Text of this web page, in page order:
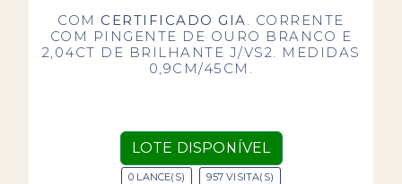
COM CERTIFICADO GIA. CORRENTE
COM PINGENTE DE OURO BRANCO E
2,04CT DE BRILHANTE J/VS2. MEDIDAS
0,9CM/45CM.
LOTE DISPONÍVEL
0 LANCE(S) 957 VISITA(S)